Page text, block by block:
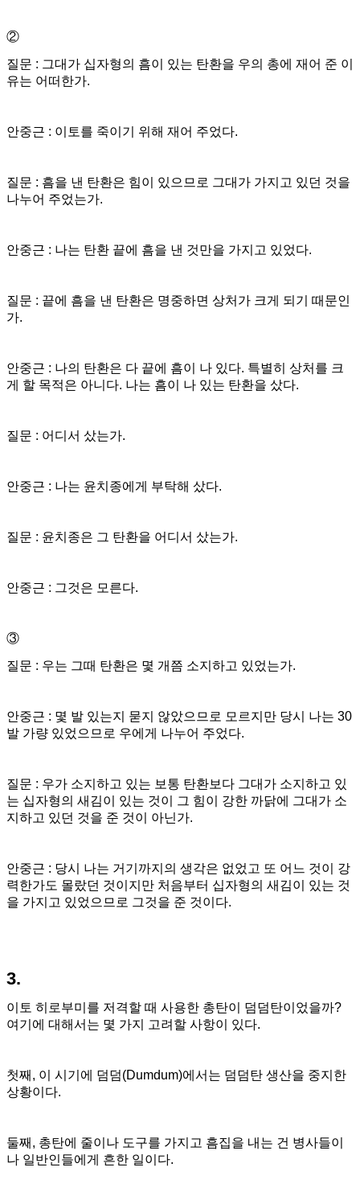
②
질문 : 그대가 십자형의 흠이 있는 탄환을 우의 총에 재어 준 이
유는 어떠한가.
안중근 : 이토를 죽이기 위해 재어 주었다.
질문 : 흠을 낸 탄환은 힘이 있으므로 그대가 가지고 있던 것을
나누어 주었는가.
안중근 : 나는 탄환 끝에 흠을 낸 것만을 가지고 있었다.
질문 : 끝에 흠을 낸 탄환은 명중하면 상처가 크게 되기 때문인
가.
안중근 : 나의 탄환은 다 끝에 흠이 나 있다. 특별히 상처를 크
게 할 목적은 아니다. 나는 흠이 나 있는 탄환을 샀다.
질문 : 어디서 샀는가.
안중근 : 나는 윤치종에게 부탁해 샀다.
질문 : 윤치종은 그 탄환을 어디서 샀는가.
안중근 : 그것은 모른다.
③
질문 : 우는 그때 탄환은 몇 개쯤 소지하고 있었는가.
안중근 : 몇 발 있는지 묻지 않았으므로 모르지만 당시 나는 30
발 가량 있었으므로 우에게 나누어 주었다.
질문 : 우가 소지하고 있는 보통 탄환보다 그대가 소지하고 있
는 십자형의 새김이 있는 것이 그 힘이 강한 까닭에 그대가 소
지하고 있던 것을 준 것이 아닌가.
안중근 : 당시 나는 거기까지의 생각은 없었고 또 어느 것이 강
력한가도 몰랐던 것이지만 처음부터 십자형의 새김이 있는 것
을 가지고 있었으므로 그것을 준 것이다.
3.
이토 히로부미를 저격할 때 사용한 총탄이 덤덤탄이었을까?
여기에 대해서는 몇 가지 고려할 사항이 있다.
첫째, 이 시기에 덤덤(Dumdum)에서는 덤덤탄 생산을 중지한
상황이다.
둘째, 총탄에 줄이나 도구를 가지고 흠집을 내는 건 병사들이
나 일반인들에게 흔한 일이다.